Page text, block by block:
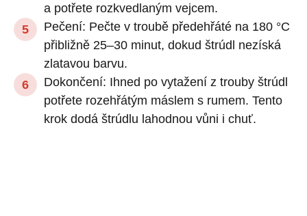
a potřete rozkvedlaným vejcem.
Pečení: Pečte v troubě předehřáté na 180 °C
přibližně 25–30 minut, dokud štrúdl nezíská
zlatavou barvu.
Dokončení: Ihned po vytažení z trouby štrúdl
potřete rozehřátým máslem s rumem. Tento
krok dodá štrúdlu lahodnou vůni i chuť.